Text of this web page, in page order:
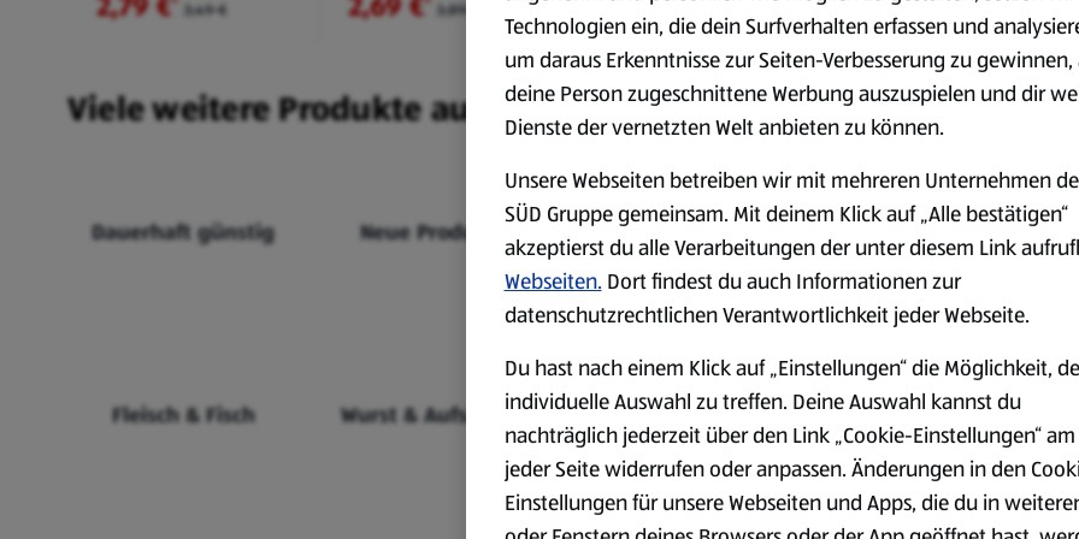
3,49 € 3,89 € 3,49 €
Viele weitere Produkte aus unserem Sortiment.
Dauerhaft günstig Neue Produkte Markenprodukte Bio-Produkte
Fleisch & Fisch Wurst & Aufschnitt Käse
Milchprodukte &
Eier
Technologien ein, die dein Surfverhalten erfassen und
um daraus Erkenntnisse zur Seiten-Verbesserung zu gewinnen,
deine Person zugeschnittene Werbung auszuspielen und dir
Dienste der vernetzten Welt anbieten zu können.
Unsere Webseiten betreiben wir mit mehreren Unternehmen
SÜD Gruppe gemeinsam. Mit deinem Klick auf „Alle bestätigen“
akzeptierst du alle Verarbeitungen der unter diesem Link
Webseiten. Dort findest du auch Informationen zur
datenschutzrechtlichen Verantwortlichkeit jeder Webseite.
Du hast nach einem Klick auf „Einstellungen“ die Möglichkeit,
individuelle Auswahl zu treffen. Deine Auswahl kannst du
nachträglich jederzeit über den Link „Cookie-Einstellungen“
jeder Seite widerrufen oder anpassen. Änderungen in den
Einstellungen für unsere Webseiten und Apps, die du in